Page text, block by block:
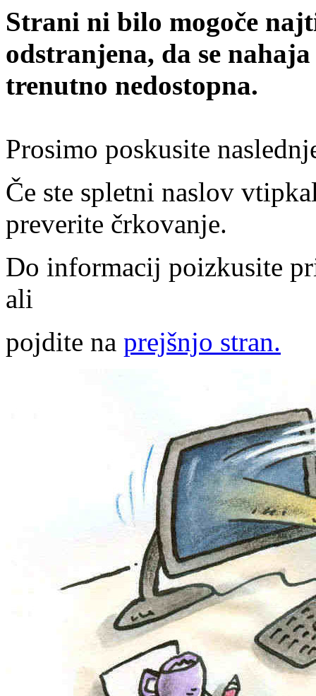
Strani ni bilo mogoče
odstranjena, da se
trenutno nedostopna.
Prosimo poskusite
Če ste spletni naslov
preverite črkovanje.
Do informacij poizkusite
ali
pojdite na prejšnjo stran.